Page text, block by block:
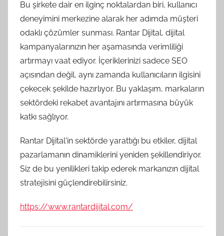
Bu şirkete dair en ilginç noktalardan biri, kullanıcı
deneyimini merkezine alarak her adımda müşteri
odaklı çözümler sunması. Rantar Dijital, dijital
kampanyalarınızın her aşamasında verimliliği
artırmayı vaat ediyor. İçeriklerinizi sadece SEO
açısından değil, aynı zamanda kullanıcıların ilgisini
çekecek şekilde hazırlıyor. Bu yaklaşım, markaların
sektördeki rekabet avantajını artırmasına büyük
katkı sağlıyor.
Rantar Dijital'in sektörde yarattığı bu etkiler, dijital
pazarlamanın dinamiklerini yeniden şekillendiriyor.
Siz de bu yenilikleri takip ederek markanızın dijital
stratejisini güçlendirebilirsiniz.
https://www.rantardijital.com/